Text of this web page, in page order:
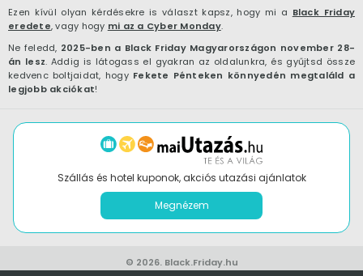
Ezen kívül olyan kérdésekre is választ kapsz, hogy mi a Black Friday
eredete, vagy hogy mi az a Cyber Monday.
Ne feledd, 2025-ben a Black Friday Magyarországon november 28-
án lesz. Addig is látogass el gyakran az oldalunkra, és gyűjtsd össze
kedvenc boltjaidat, hogy Fekete Pénteken könnyedén megtaláld a
legjobb akciókat!
Szállás és hotel kuponok, akciós utazási ajánlatok
Megnézem
© 2026. Black.Friday.hu